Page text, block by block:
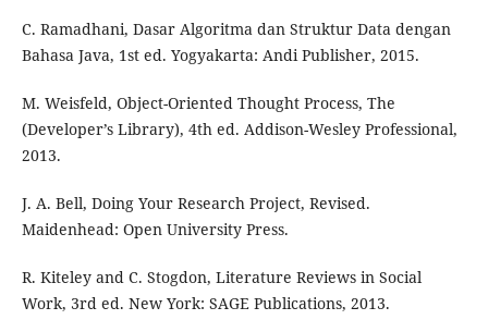
C. Ramadhani, Dasar Algoritma dan Struktur Data dengan
Bahasa Java, 1st ed. Yogyakarta: Andi Publisher, 2015.
M. Weisfeld, Object-Oriented Thought Process, The
(Developer’s Library), 4th ed. Addison-Wesley Professional,
2013.
J. A. Bell, Doing Your Research Project, Revised.
Maidenhead: Open University Press.
R. Kiteley and C. Stogdon, Literature Reviews in Social
Work, 3rd ed. New York: SAGE Publications, 2013.